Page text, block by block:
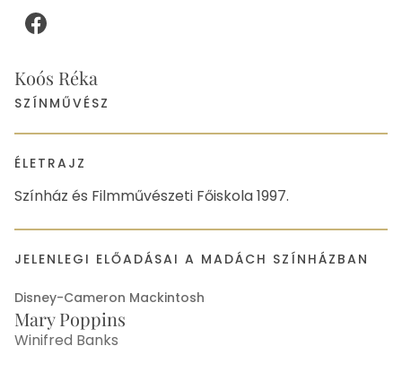
Facebook
Koós Réka
SZÍNMŰVÉSZ
ÉLETRAJZ
Színház és Filmművészeti Főiskola 1997.
JELENLEGI ELŐADÁSAI A MADÁCH SZÍNHÁZBAN
Disney-Cameron Mackintosh
Mary Poppins
Winifred Banks